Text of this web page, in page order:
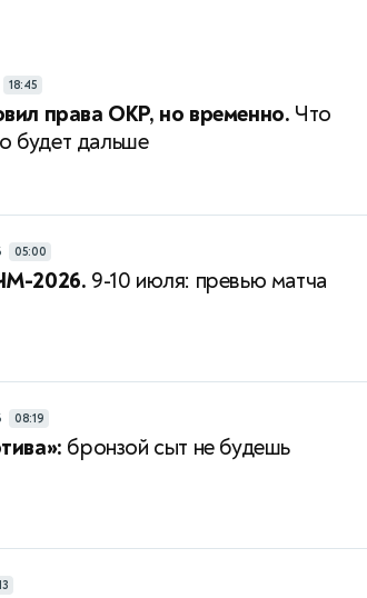
18:45
права ОКР, но временно. Что
будет дальше
05:00
2026. 9-10 июля: превью матча
08:19
бронзой сыт не будешь